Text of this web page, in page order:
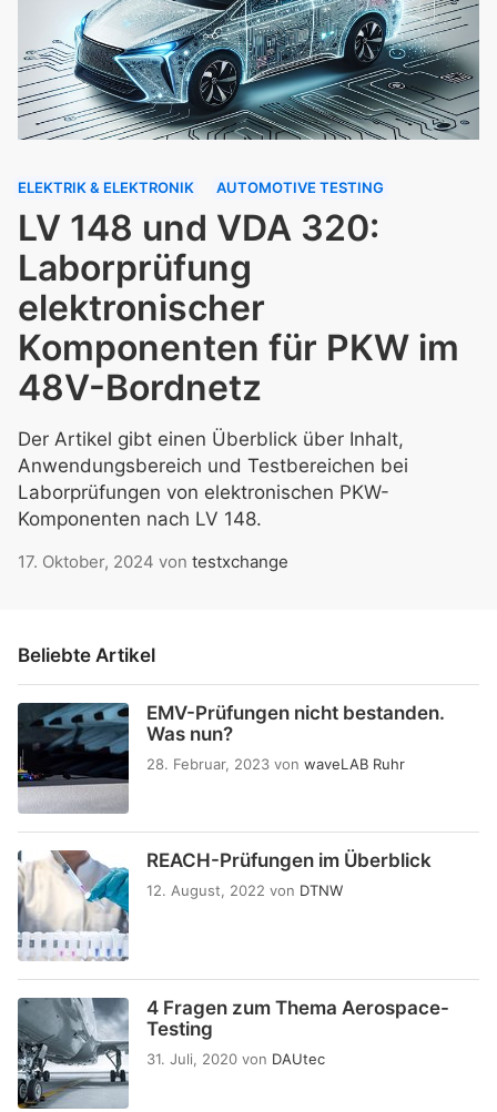
ELEKTRIK & ELEKTRONIK AUTOMOTIVE TESTING
LV 148 und VDA 320:
Laborprüfung
elektronischer
Komponenten für PKW im
48V-Bordnetz
Der Artikel gibt einen Überblick über Inhalt,
Anwendungsbereich und Testbereichen bei
Laborprüfungen von elektronischen PKW-
Komponenten nach LV 148.
17. Oktober, 2024 von testxchange
Beliebte Artikel
EMV-Prüfungen nicht bestanden.
Was nun?
28. Februar, 2023 von waveLAB Ruhr
REACH-Prüfungen im Überblick
12. August, 2022 von DTNW
4 Fragen zum Thema Aerospace-
Testing
31. Juli, 2020 von DAUtec